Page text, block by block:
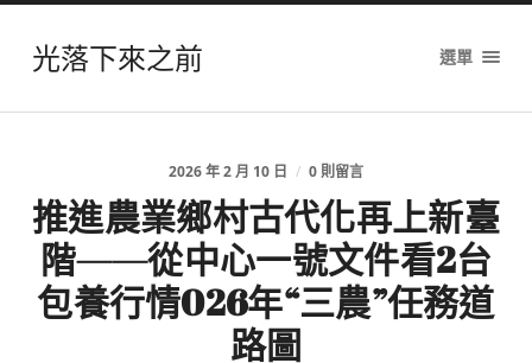
光落下來之前 選單
2026 年 2 月 10 日 / 0 則留言
推進農業鄉村古代化再上新臺
階——從中心一號文件看2台
包養行情026年“三農”任務道
路圖